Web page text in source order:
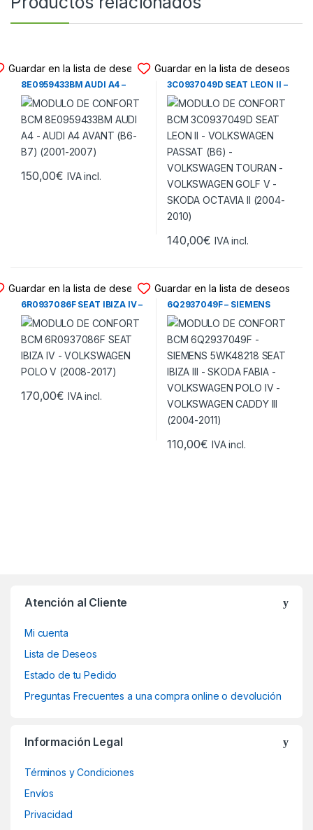
Guardar en la lista de deseos
MODULO DE CONFORT BCM
8E0959433BM AUDI A4 –
AUDI A4 AVANT (B6-B7)
(2001-2007)
150,00€ IVA incl.
Guardar en la lista de deseos
MODULO DE CONFORT BCM
3C0937049D SEAT LEON II –
VOLKSWAGEN PASSAT (B6) –
VOLKSWAGEN TOURAN –
VOLKSWAGEN GOLF V –
SKODA OCTAVIA II (2004-
2010)
140,00€ IVA incl.
Guardar en la lista de deseos
MODULO DE CONFORT BCM
6R0937086F SEAT IBIZA IV –
VOLKSWAGEN POLO V
(2008-2017)
170,00€ IVA incl.
Guardar en la lista de deseos
MODULO DE CONFORT BCM
6Q2937049F – SIEMENS
5WK48218 SEAT IBIZA III –
SKODA FABIA –
VOLKSWAGEN POLO IV –
VOLKSWAGEN CADDY III
(2004-2011)
110,00€ IVA incl.
Atención al Cliente
Mi cuenta
Lista de Deseos
Estado de tu Pedido
Preguntas Frecuentes a una compra online o devolución
Información Legal
Términos y Condiciones
Envíos
Privacidad